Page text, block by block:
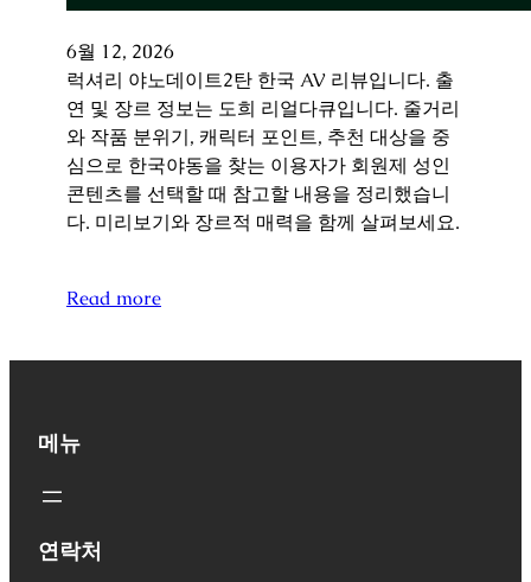
6월 12, 2026
럭셔리 야노데이트2탄 한국 AV 리뷰입니다. 출
연 및 장르 정보는 도희 리얼다큐입니다. 줄거리
와 작품 분위기, 캐릭터 포인트, 추천 대상을 중
심으로 한국야동을 찾는 이용자가 회원제 성인
콘텐츠를 선택할 때 참고할 내용을 정리했습니
다. 미리보기와 장르적 매력을 함께 살펴보세요.
Read more
메뉴
연락처